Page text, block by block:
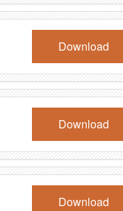
Download
Download
Download